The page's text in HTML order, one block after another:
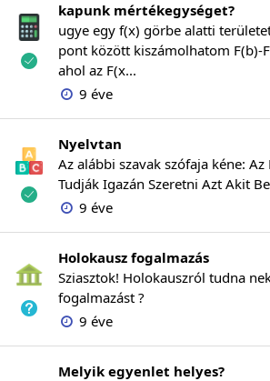
kapunk mértékegységet?
ugye egy f(x) görbe alatti
pont között kiszámolhatom F(b)-
ahol az F(x...
9 éve
Nyelvtan
Az alábbi szavak szófaja kéne: Az
Tudják Igazán Szeretni Azt Akit
9 éve
Holokausz fogalmazás
Sziasztok! Holokauszról tudna
fogalmazást ?
9 éve
Melyik egyenlet helyes?